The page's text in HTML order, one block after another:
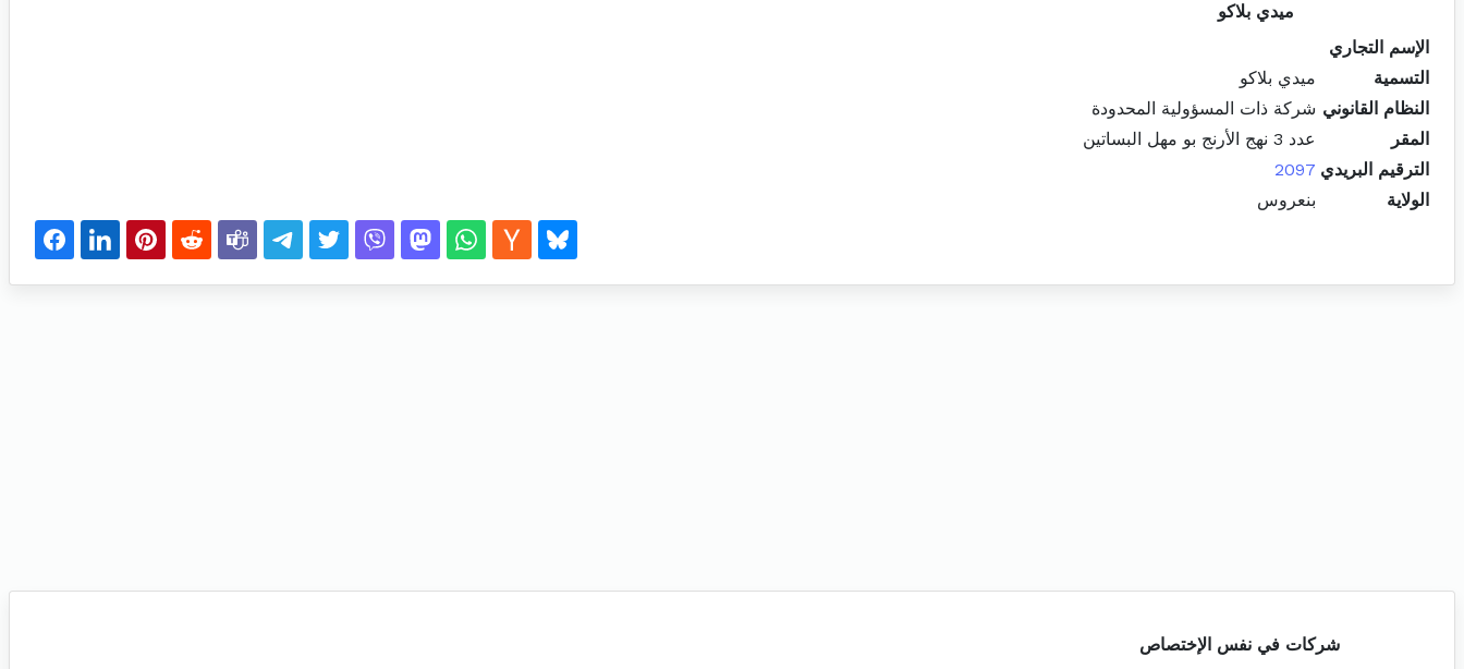
ميدي بلاكو
الإسم التجاري
التسمية
ميدي بلاكو
النظام القانوني شركة ذات المسؤولية المحدودة
المقر
عدد 3 نهج الأرنج بو مهل البساتين
الترقيم البريدي 2097
الولاية
بنعروس
شركات في نفس الإختصاص